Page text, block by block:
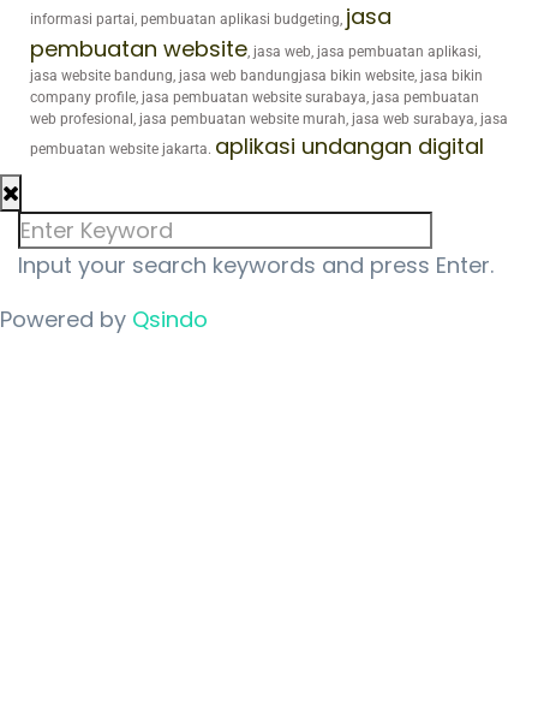
informasi partai, pembuatan aplikasi budgeting, jasa
pembuatan website, jasa web, jasa pembuatan aplikasi,
jasa website bandung, jasa web bandungjasa bikin website, jasa bikin
company profile, jasa pembuatan website surabaya, jasa pembuatan
web profesional, jasa pembuatan website murah, jasa web surabaya, jasa
pembuatan website jakarta. aplikasi undangan digital
Input your search keywords and press Enter.
Powered by Qsindo